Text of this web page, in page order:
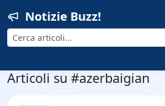
Notizie Buzz!
Cerca
Articoli su #azerbaigian